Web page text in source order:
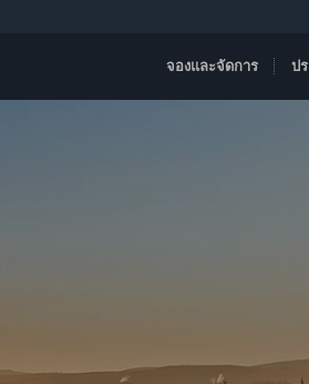
จองและจัดการ ป